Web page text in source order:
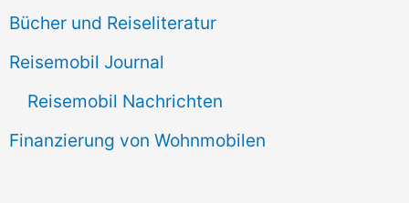
Bücher und Reiseliteratur
Reisemobil Journal
Reisemobil Nachrichten
Finanzierung von Wohnmobilen